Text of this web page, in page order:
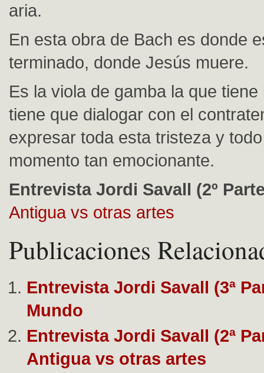
aria.
En esta obra de Bach es donde
terminado, donde Jesús muere.
Es la viola de gamba la que
tiene que dialogar con el
expresar toda esta tristeza y
momento tan emocionante.
Entrevista Jordi Savall (2º
Antigua vs otras artes
Publicaciones
Entrevista Jordi Savall (3ª
Mundo
Entrevista Jordi Savall (2ª
Antigua vs otras artes